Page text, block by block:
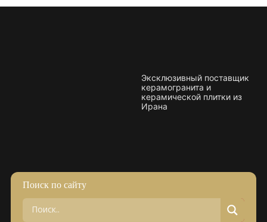
Эксклюзивный поставщик
керамогранита и
керамической плитки из
Ирана
Поиск по сайту